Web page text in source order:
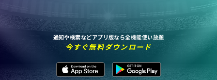
通知や検索などアプリ版なら全機能使い放題
今すぐ無料ダウンロード